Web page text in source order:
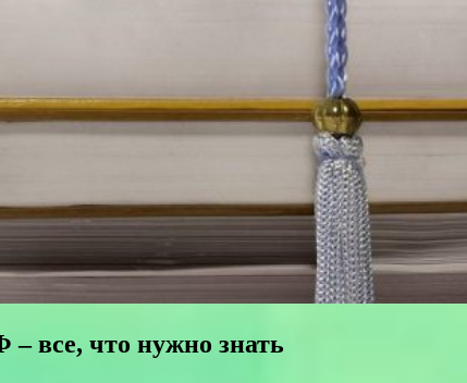
все, что нужно знать